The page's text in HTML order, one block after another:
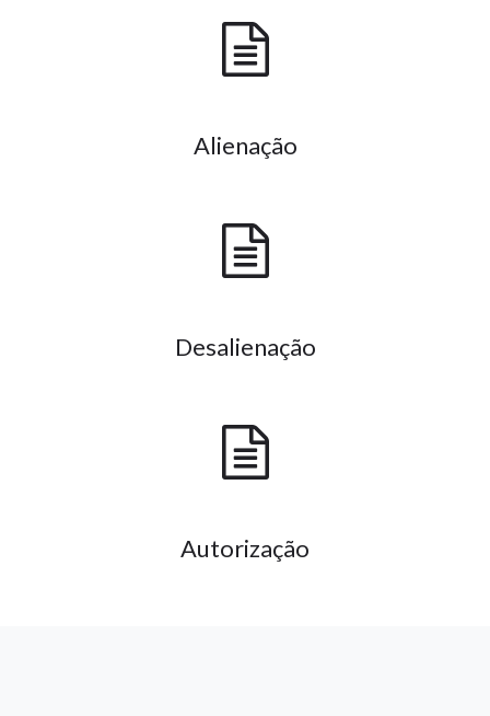
Alienação
Desalienação
Autorização